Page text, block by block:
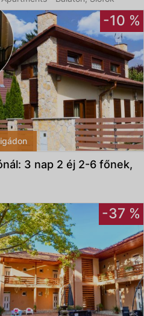
-10 %
3 nap 2 éj 2-6 főnek,
-37 %